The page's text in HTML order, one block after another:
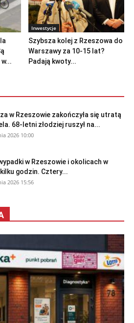
Inwestycje
Szybsza kolej z Rzeszowa do
Warszawy za 10-15 lat?
Padają kwoty...
w Rzeszowie zakończyła się utratą
68-letni złodziej ruszył na...
2026 10:00
w Rzeszowie i okolicach w
godzin. Cztery...
2026 15:56